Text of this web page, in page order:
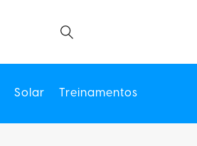
Solar Treinamentos